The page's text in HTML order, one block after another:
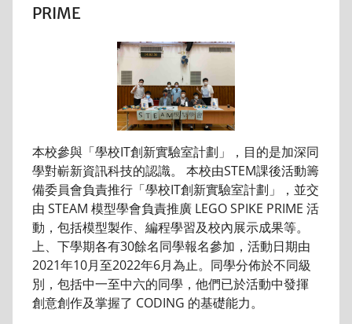
PRIME
本校參與「學校IT創新實驗室計劃」，目的是加深同
學對嶄新資訊科技的認識。 本校由STEM課後活動籌
備委員會負責推行「學校IT創新實驗室計劃」，並交
由 STEAM 模型學會負責推廣 LEGO SPIKE PRIME 活
動，包括模型製作、編程學習及校內展示成果等。
上、下學期各有30餘名同學報名參加，活動日期由
2021年10月至2022年6月為止。同學分佈於不同級
別，包括中一至中六的同學，他們已於活動中發揮
創意創作及掌握了 CODING 的基礎能力。